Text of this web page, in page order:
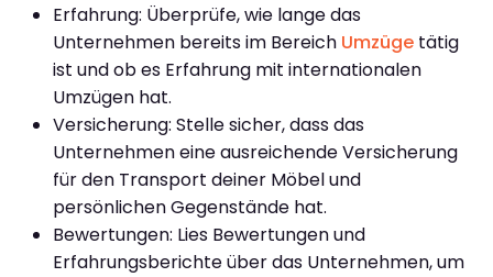
Erfahrung: Überprüfe, wie lange das
Unternehmen bereits im Bereich Umzüge tätig
ist und ob es Erfahrung mit internationalen
Umzügen hat.
Versicherung: Stelle sicher, dass das
Unternehmen eine ausreichende Versicherung
für den Transport deiner Möbel und
persönlichen Gegenstände hat.
Bewertungen: Lies Bewertungen und
Erfahrungsberichte über das Unternehmen, um